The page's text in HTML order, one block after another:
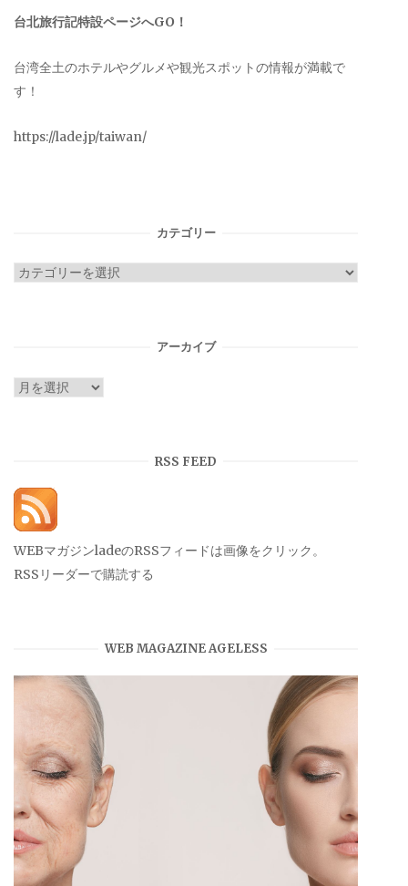
台北旅行記特設ページへGO！
台湾全土のホテルやグルメや観光スポットの情報が満載で
す！
https://lade.jp/taiwan/
カテゴリー
カ
アーカイブ
ア
RSS FEED
WEBマガジンladeのRSSフィードは画像をクリック。
RSSリーダーで購読する
WEB MAGAZINE AGELESS